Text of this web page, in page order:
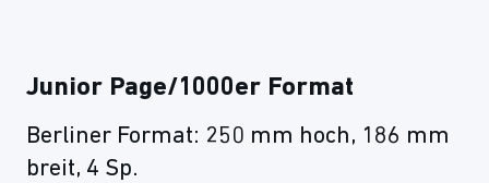
Junior Page/1000er Format
Berliner Format: 250 mm hoch, 186 mm
breit, 4 Sp.